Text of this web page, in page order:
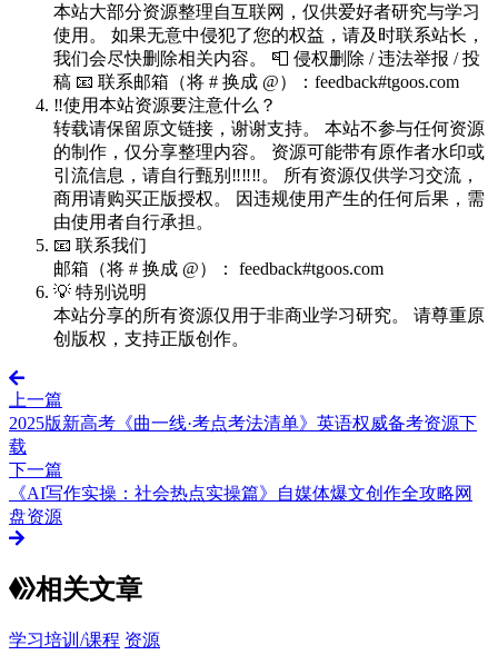
本站大部分资源整理自互联网，仅供爱好者研究与学习
使用。 如果无意中侵犯了您的权益，请及时联系站长，
我们会尽快删除相关内容。 📮 侵权删除 / 违法举报 / 投
稿 📧 联系邮箱（将 # 换成 @）：feedback#tgoos.com
‼️使用本站资源要注意什么？
转载请保留原文链接，谢谢支持。 本站不参与任何资源
的制作，仅分享整理内容。 资源可能带有原作者水印或
引流信息，请自行甄别‼️‼️‼️。 所有资源仅供学习交流，
商用请购买正版授权。 因违规使用产生的任何后果，需
由使用者自行承担。
📧 联系我们
邮箱（将 # 换成 @）： feedback#tgoos.com
💡 特别说明
本站分享的所有资源仅用于非商业学习研究。 请尊重原
创版权，支持正版创作。
上一篇
2025版新高考《曲一线·考点考法清单》英语权威备考资源下
载
下一篇
《AI写作实操：社会热点实操篇》自媒体爆文创作全攻略网
盘资源
相关文章
学习培训/课程 资源